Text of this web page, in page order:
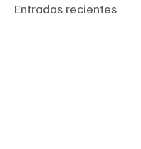
Entradas recientes